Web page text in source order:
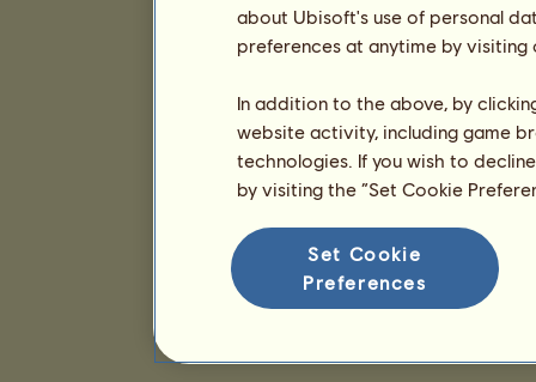
about Ubisoft's use of personal
preferences at anytime by
In addition to the above, by
website activity, including game
technologies. If you wish to
by visiting the “Set Cookie
Set Cookie
Preferences